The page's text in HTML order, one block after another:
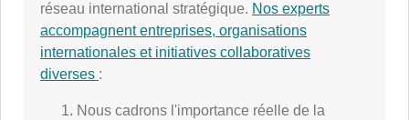
réseau international stratégique. Nos experts
accompagnent entreprises, organisations
internationales et initiatives collaboratives
diverses :
Nous cadrons l'importance réelle de la